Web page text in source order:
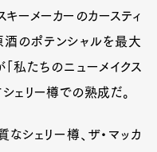
Lifestyle
キーメーカーのカースティ
酒のポテンシャルを最大
私たちのニューメイクス
シェリー樽での熟成だ。
シェリー樽、ザ・マッカ